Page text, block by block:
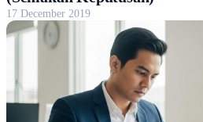
17 December 2019